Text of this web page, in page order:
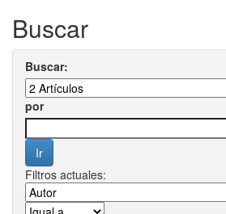
Buscar
Buscar:
por
Filtros actuales: